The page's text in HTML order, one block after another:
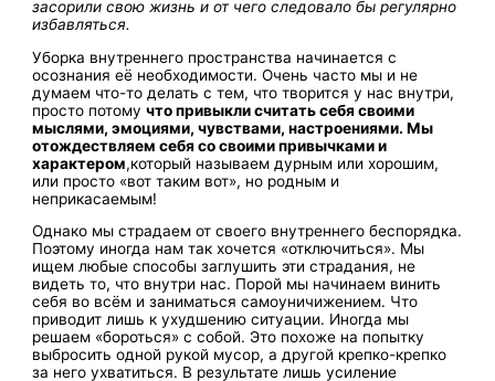
засорили свою жизнь и от чего следовало бы регулярно
избавляться.
Уборка внутреннего пространства начинается с
осознания её необходимости. Очень часто мы и не
думаем что-то делать с тем, что творится у нас внутри,
просто потомучтопривыкли считать себя своими
мыслями, эмоциями, чувствами, настроениями. Мы
отождествляем себя со своими привычками и
характером,который называем дурным или хорошим,
или просто «вот таким вот», но родным и
неприкасаемым!
Однако мы страдаем от своего внутреннего беспорядка.
Поэтому иногда нам так хочется «отключиться». Мы
ищем любые способы заглушить эти страдания, не
видеть то, что внутри нас. Порой мы начинаем винить
себя во всём и заниматься самоуничижением. Что
приводит лишь к ухудшению ситуации. Иногда мы
решаем «бороться» с собой. Это похоже на попытку
выбросить одной рукой мусор, а другой крепко-крепко
за него ухватиться. В результате лишь усиление